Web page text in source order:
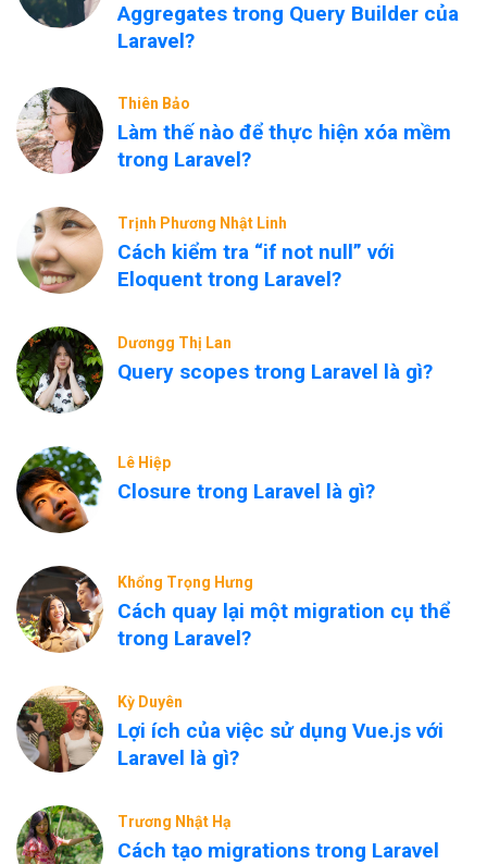
Aggregates trong Query Builder của
Laravel?
Thiên Bảo
Làm thế nào để thực hiện xóa mềm
trong Laravel?
Trịnh Phương Nhật Linh
Cách kiểm tra “if not null” với
Eloquent trong Laravel?
Dươngg Thị Lan
Query scopes trong Laravel là gì?
Lê Hiệp
Closure trong Laravel là gì?
Khổng Trọng Hưng
Cách quay lại một migration cụ thể
trong Laravel?
Kỳ Duyên
Lợi ích của việc sử dụng Vue.js với
Laravel là gì?
Trương Nhật Hạ
Cách tạo migrations trong Laravel